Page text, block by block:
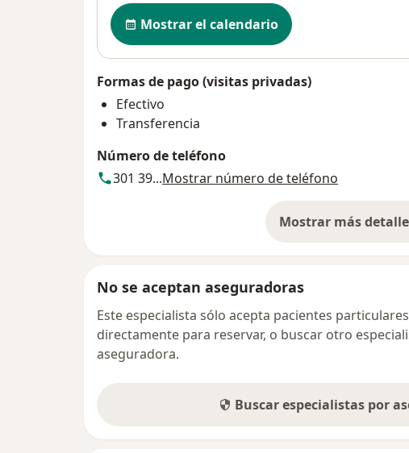
Disponibilidad
Mostrar el calendario
Formas de pago (visitas privadas)
Efectivo
Transferencia
Número de teléfono
301 39...Mostrar número de teléfono
Mostrar mássobre la
No se aceptan aseguradoras
Este especialista sólo acepta pacientes
directamente para reservar, o buscar otro
aseguradora.
Buscar especialistas por